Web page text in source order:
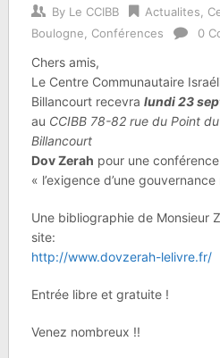
By Le CCIBB Actualites
Boulogne
Conférences 0
Chers amis,
Le Centre Communautaire
Billancourt recevra lundi 23
au CCIBB 78-82 rue du Point
Billancourt
Dov Zerah pour une
« l’exigence d’une
Une bibliographie de Monsieur
site:
http://www.dovzerah-lelivre.fr/
Entrée libre et gratuite !
Venez nombreux !!